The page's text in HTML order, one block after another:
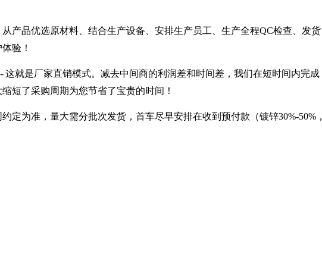
产品优选原材料、结合生产设备、安排生产员工、生产全程QC检查、发货
验！
这就是厂家直销模式。减去中间商的利润差和时间差，我们在短时间内完成
短了采购周期为您节省了宝贵的时间！
定为准，量大需分批次发货，首车尽早安排在收到预付款（镀锌30%-50%，